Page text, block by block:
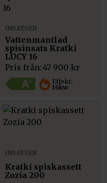
Effekt:
16kw
INSATSER
Vattenmantlad
spisinsats Kratki
LUCY 16
Pris från: 47 900 kr
INSATSER
Kratki spiskassett
Zozia 200